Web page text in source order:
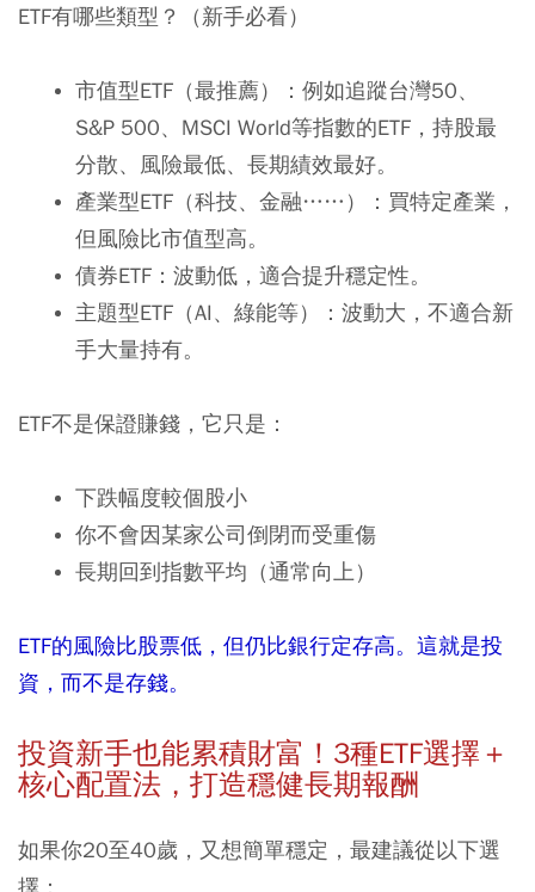
ETF有哪些類型？（新手必看）
市值型ETF（最推薦）：例如追蹤台灣50、
S&P 500、MSCI World等指數的ETF，持股最
分散、風險最低、長期績效最好。
產業型ETF（科技、金融……）：買特定產業，
但風險比市值型高。
債券ETF：波動低，適合提升穩定性。
主題型ETF（AI、綠能等）：波動大，不適合新
手大量持有。
ETF不是保證賺錢，它只是：
下跌幅度較個股小
你不會因某家公司倒閉而受重傷
長期回到指數平均（通常向上）
ETF的風險比股票低，但仍比銀行定存高。這就是投
資，而不是存錢。
投資新手也能累積財富！ 3種ETF選擇＋
核心配置法，打造穩健長期報酬
如果你20至40歲，又想簡單穩定，最建議從以下選